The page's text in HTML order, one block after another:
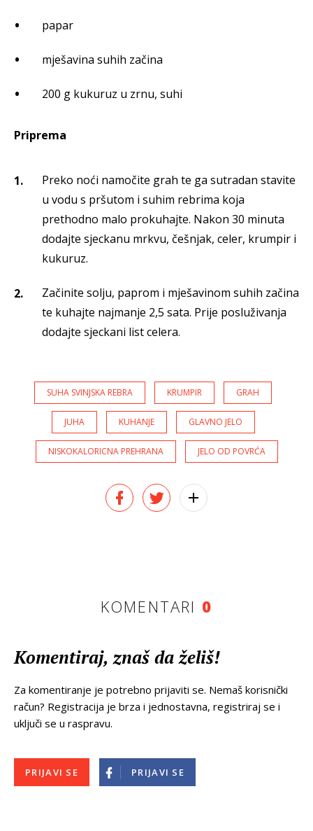
papar
mješavina suhih začina
200 g kukuruz u zrnu, suhi
Priprema
Preko noći namočite grah te ga sutradan stavite
u vodu s pršutom i suhim rebrima koja
prethodno malo prokuhajte. Nakon 30 minuta
dodajte sjeckanu mrkvu, češnjak, celer, krumpir i
kukuruz.
Začinite solju, paprom i mješavinom suhih začina
te kuhajte najmanje 2,5 sata. Prije posluživanja
dodajte sjeckani list celera.
SUHA SVINJSKA REBRA KRUMPIR GRAH
JUHA KUHANJE GLAVNO JELO
NISKOKALORICNA PREHRANA JELO OD POVRĆA
KOMENTARI 0
Komentiraj, znaš da želiš!
Za komentiranje je potrebno prijaviti se. Nemaš korisnički
račun? Registracija je brza i jednostavna, registriraj se i
uključi se u raspravu.
PRIJAVI SE PRIJAVI SE